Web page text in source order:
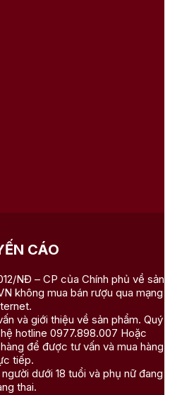
CÁO
NĐ – CP của Chính phủ về sản
không mua bán rượu qua mạng
và giới thiệu về sản phẩm. Quý
hotline 0977.898.007 Hoặc
để được tư vấn và mua hàng
tiếp.
dưới 18 tuổi và phụ nữ đang
thai.